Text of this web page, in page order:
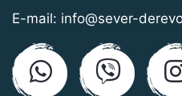
E-mail: info@sever-